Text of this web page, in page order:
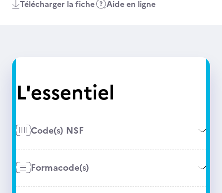
Télécharger la fiche Aide en ligne
L'essentiel
Code(s) NSF
Formacode(s)